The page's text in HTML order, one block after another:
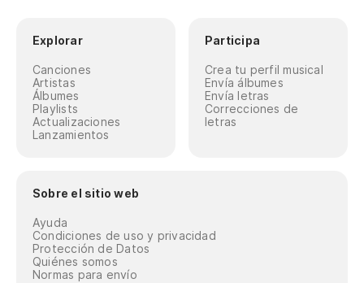
Explorar
Canciones
Artistas
Álbumes
Playlists
Actualizaciones
Lanzamientos
Participa
Crea tu perfil musical
Envía álbumes
Envía letras
Correcciones de
letras
Sobre el sitio web
Ayuda
Condiciones de uso y privacidad
Protección de Datos
Quiénes somos
Normas para envío